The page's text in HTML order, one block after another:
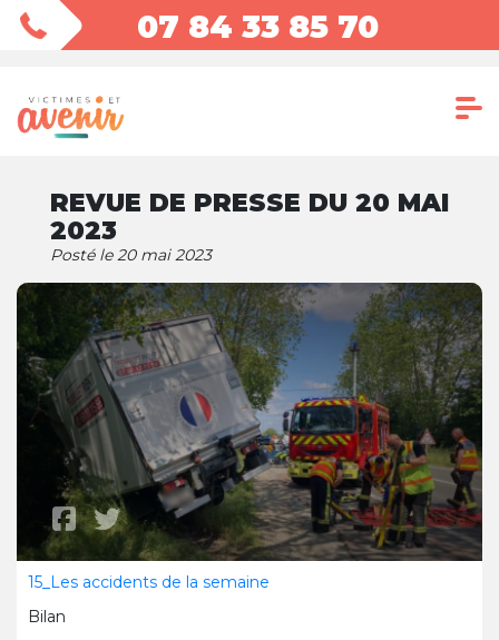
07 84 33 85 70
REVUE DE PRESSE DU 20 MAI
2023
Posté le 20 mai 2023
15_Les accidents de la semaine
Bilan